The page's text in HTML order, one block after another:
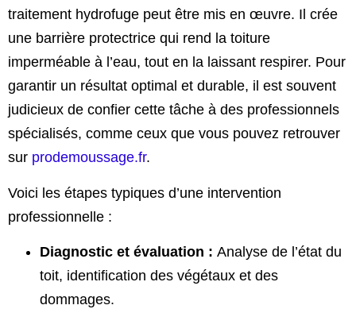
traitement hydrofuge peut être mis en œuvre. Il crée
une barrière protectrice qui rend la toiture
imperméable à l’eau, tout en la laissant respirer. Pour
garantir un résultat optimal et durable, il est souvent
judicieux de confier cette tâche à des professionnels
spécialisés, comme ceux que vous pouvez retrouver
sur prodemoussage.fr.
Voici les étapes typiques d’une intervention
professionnelle :
Diagnostic et évaluation : Analyse de l’état du
toit, identification des végétaux et des
dommages.